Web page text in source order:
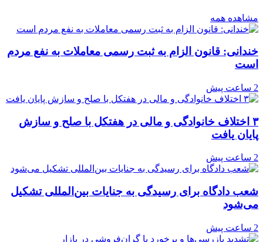
مشاهده همه
خندانی: قانون الزام به ثبت رسمی معاملات به نفع مردم
است
2 ساعت پیش
۳ اختلاف خانوادگی و مالی در هفتکل با صلح و سازش
پایان یافت
2 ساعت پیش
شعب دادگاه برای رسیدگی به جنایات بین‌المللی تشکیل
می‌شود
2 ساعت پیش